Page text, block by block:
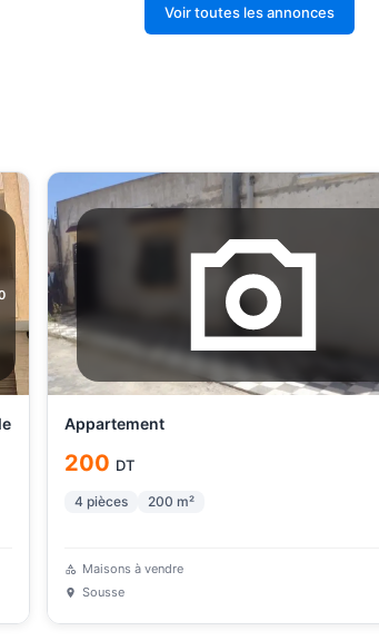
Voir toutes les annonces
Appartement
200 DT
4 pièces 200 m²
Maisons à vendre
Sousse